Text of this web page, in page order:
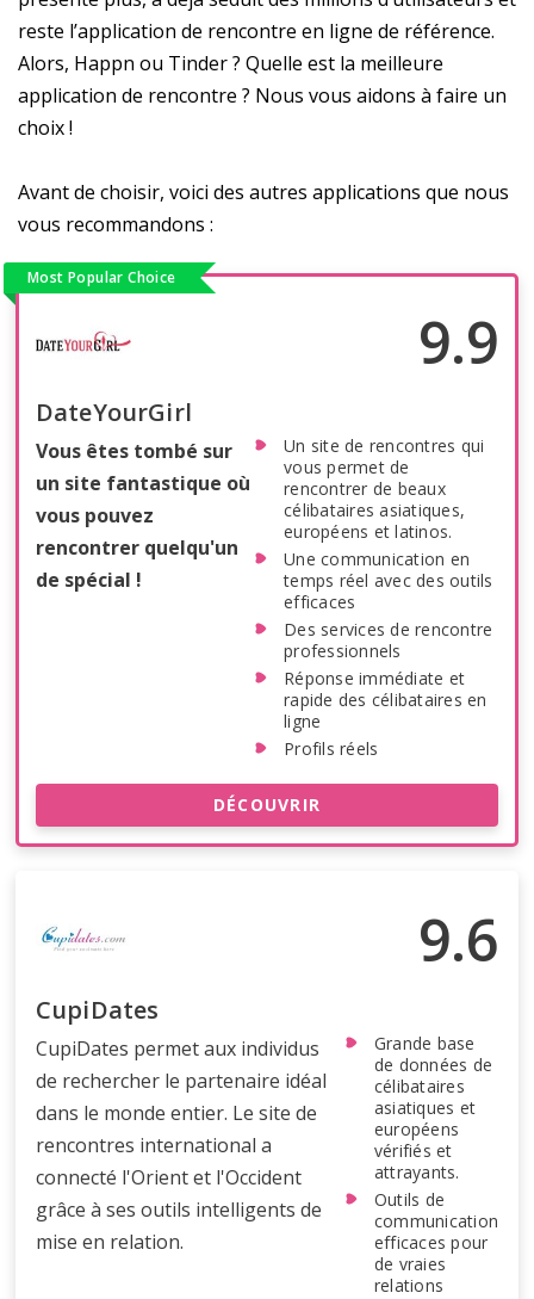
reste l’application de rencontre en ligne de référence.
Alors, Happn ou Tinder ? Quelle est la meilleure
application de rencontre ? Nous vous aidons à faire un
choix !
Avant de choisir, voici des autres applications que nous
vous recommandons :
Most Popular Choice
9.9
DateYourGirl
Vous êtes tombé sur
un site fantastique où
vous pouvez
rencontrer quelqu'un
de spécial !
Un site de rencontres qui
vous permet de
rencontrer de beaux
célibataires asiatiques,
européens et latinos.
Une communication en
temps réel avec des outils
efficaces
Des services de rencontre
professionnels
Réponse immédiate et
rapide des célibataires en
ligne
Profils réels
DÉCOUVRIR
9.6
CupiDates
CupiDates permet aux individus
de rechercher le partenaire idéal
dans le monde entier. Le site de
rencontres international a
connecté l'Orient et l'Occident
grâce à ses outils intelligents de
mise en relation.
Grande base
de données de
célibataires
asiatiques et
européens
vérifiés et
attrayants.
Outils de
communication
efficaces pour
de vraies
relations